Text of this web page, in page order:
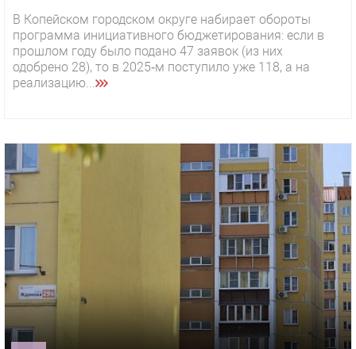
В Копейском городском округе набирает обороты
программа инициативного бюджетирования: если в
прошлом году было подано 47 заявок (из них
одобрено 28), то в 2025‑м поступило уже 118, а на
реализацию...